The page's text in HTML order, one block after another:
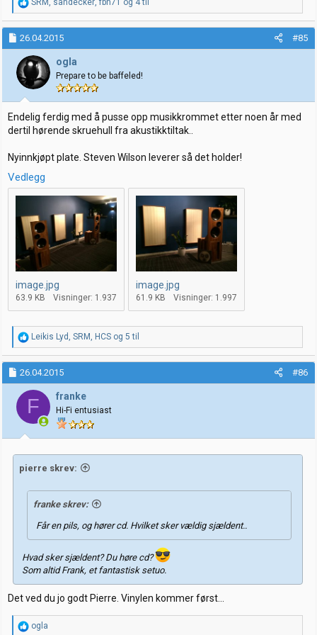
e
a
k
j
o
n
e
r
:
26.04.2015 #85
ogla
Prepare to be baffeled!
Endelig ferdig med å pusse opp musikkrommet etter noen år med
dertil hørende skruehull fra akustikktiltak..
Nyinnkjøpt plate. Steven Wilson leverer så det holder!
Vedlegg
image.jpg
63.9 KB Visninger: 1.937
image.jpg
61.9 KB Visninger: 1.997
R
e
a
k
j
o
e
r
Leikis Lyd SRM HCS og 5 til
26.04.2015 #86
F franke
Hi-Fi entusiast
pierre skrev:
franke skrev:
Får en pils, og hører cd. Hvilket sker vældig sjældent..
Hvad sker sjældent? Du høre cd?
Som altid Frank, et fantastisk setuo.
Det ved du jo godt Pierre. Vinylen kommer først...
R
ogla